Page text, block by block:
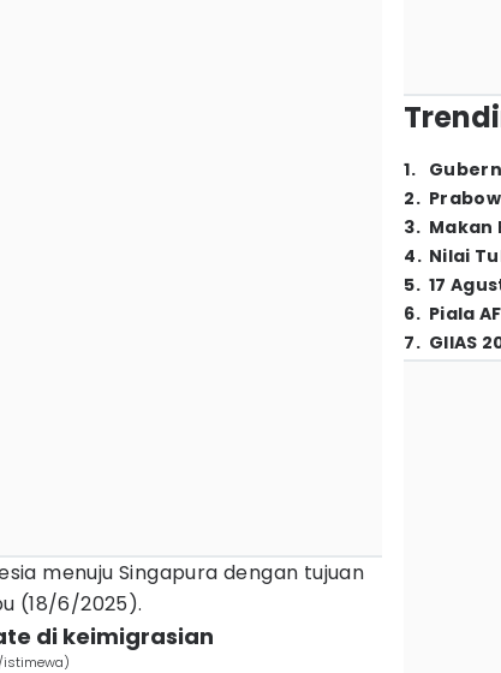
menuju Singapura dengan tujuan
(18/6/2025).
di keimigrasian
istimewa)
1.
2.
3. Makan
4. Nilai
5. 17
6. Piala
7. GIIAS